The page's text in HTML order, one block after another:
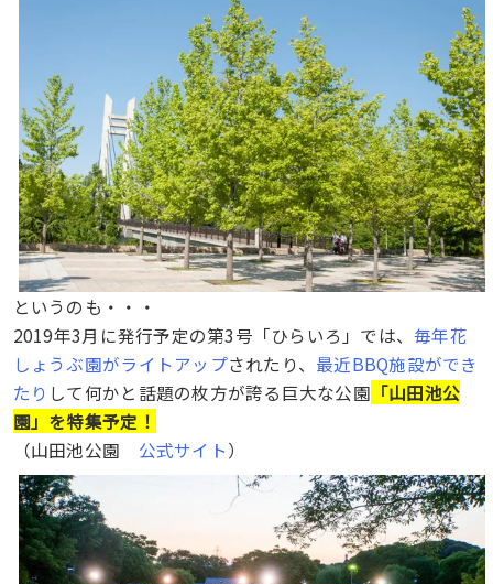
というのも・・・
2019年3月に発行予定の第3号「ひらいろ」では、毎年花
しょうぶ園がライトアップされたり、 最近BBQ施設ができ
たり して何かと話題の枚方が誇る巨大な公園 「山田池公
園」を特集予定！
（山田池公園 公式サイト）